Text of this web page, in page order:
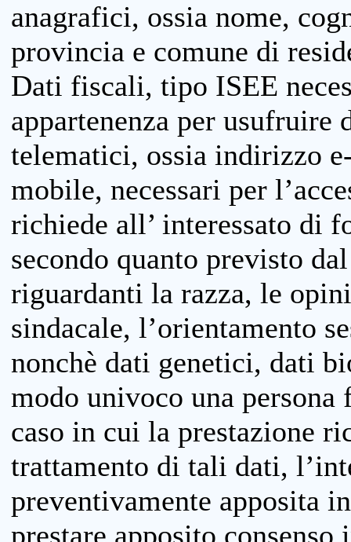
anagrafici, ossia nome,
provincia e comune di
Dati fiscali, tipo ISEE
appartenenza per
telematici, ossia indirizzo
mobile, necessari per
richiede all’ interessato di
secondo quanto previsto
riguardanti la razza, le
sindacale, l’orientamento
nonchè dati genetici, dati
modo univoco una
caso in cui la prestazione
trattamento di tali dati,
preventivamente apposita
prestare apposito